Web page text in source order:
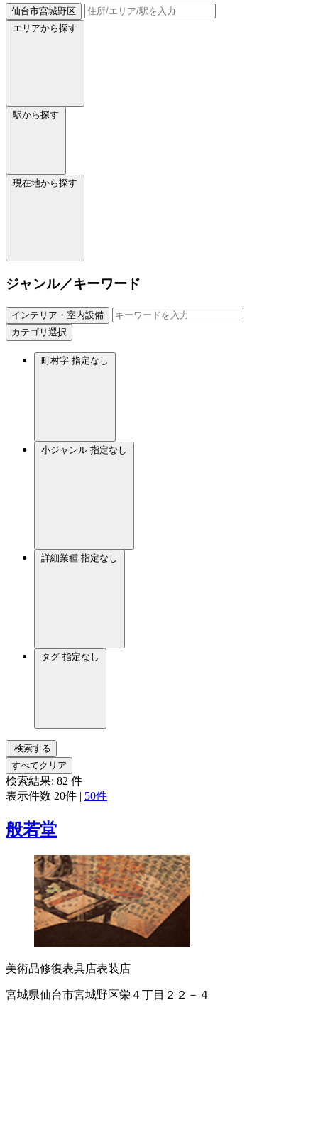
仙台市宮城野区
エリアから探す
駅から探す
現在地から探す
ジャンル／キーワード
インテリア・室内設備
カテゴリ選択
町村字 指定なし
小ジャンル 指定なし
詳細業種 指定なし
タグ 指定なし
検索する
すべてクリア
検索結果: 82 件
表示件数 20件 | 50件
般若堂
美術品修復表具店表装店
宮城県仙台市宮城野区栄４丁目２２－４